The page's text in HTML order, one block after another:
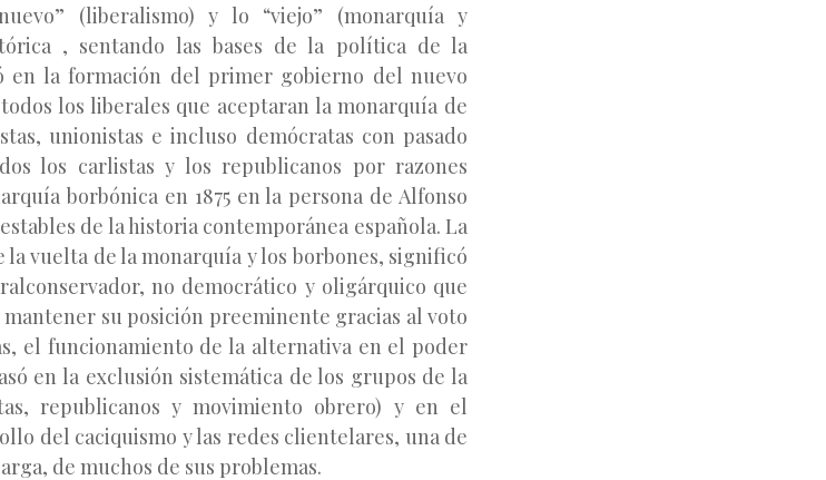
(liberalismo) y lo “viejo” (monarquía y
, sentando las bases de la política de la
en la formación del primer gobierno del nuevo
los liberales que aceptaran la monarquía de
unionistas e incluso demócratas con pasado
los carlistas y los republicanos por razones
borbónica en 1875 en la persona de Alfonso
de la historia contemporánea española. La
la vuelta de la monarquía y los borbones, significó
no democrático y oligárquico que
su posición preeminente gracias al voto
el funcionamiento de la alternativa en el poder
en la exclusión sistemática de los grupos de la
republicanos y movimiento obrero) y en el
del caciquismo y las redes clientelares, una de
de muchos de sus problemas.